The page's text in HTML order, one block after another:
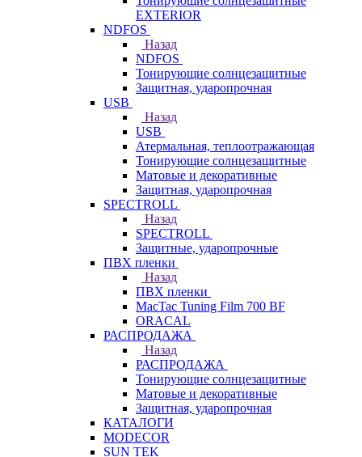
EXTERIOR
NDFOS
Назад
NDFOS
Тонирующие солнцезащитные
Защитная, ударопрочная
USB
Назад
USB
Атермальная, теплоотражающая
Тонирующие солнцезащитные
Матовые и декоративные
Защитная, ударопрочная
SPECTROLL
Назад
SPECTROLL
Защитные, ударопрочные
ПВХ пленки
Назад
ПВХ пленки
MacTac Tuning Film 700 BF
ORACAL
РАСПРОДАЖА
Назад
РАСПРОДАЖА
Тонирующие солнцезащитные
Матовые и декоративные
Защитная, ударопрочная
КАТАЛОГИ
MODECOR
SUN TEK